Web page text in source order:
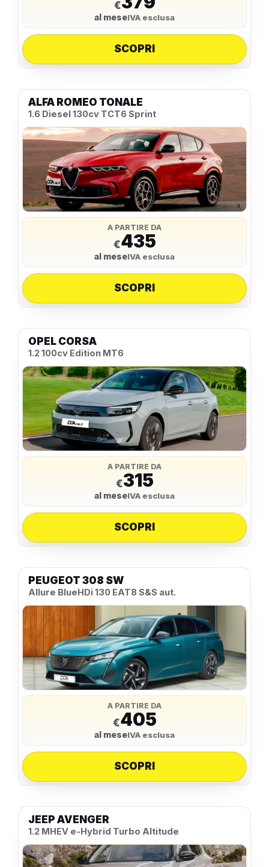
€
al meseIVA esclusa
SCOPRI
ALFA ROMEO TONALE
1.6 Diesel 130cv TCT6 Sprint
A PARTIRE DA
€435
al meseIVA esclusa
SCOPRI
OPEL CORSA
1.2 100cv Edition MT6
A PARTIRE DA
€315
al meseIVA esclusa
SCOPRI
PEUGEOT 308 SW
Allure BlueHDi 130 EAT8 S&S aut.
A PARTIRE DA
€405
al meseIVA esclusa
SCOPRI
JEEP AVENGER
1.2 MHEV e-Hybrid Turbo Altitude